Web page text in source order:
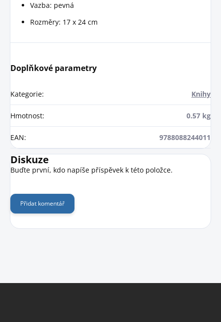
Vazba: pevná
Rozměry: 17 x 24 cm
Doplňkové parametry
Kategorie: Knihy
Hmotnost: 0.57 kg
EAN: 9788088244011
Diskuze
Buďte první, kdo napíše příspěvek k této položce.
Přidat komentář